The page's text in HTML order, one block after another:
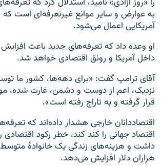
به عوارض و سایر موانع غیرتعرفه‌ای است که
آمریکایی اعمال می‌شود.
او وعده داد که تعرفه‌های جدید باعث
داخل آمریکا و رونق اقتصادی خواهد شد.
آقای ترامپ گفت: «برای دهه‌ها، کشور ما
نزدیک، اعم از دوست و دشمن، غارت شده،
قرار گرفته و به تاراج رفته است».
اقتصاددانان خارجی هشدار داده‌اند که
اقتصاد جهانی را کند کند، خطر رکود اقتصادی
داشت و هزینه‌های زندگی یک خانوادهٔ متوسط
هزاران دلار افزایش می‌دهد.